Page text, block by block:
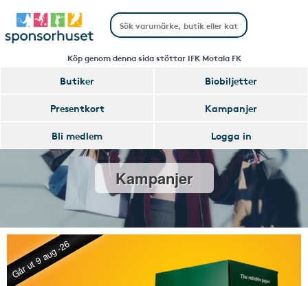
Köp genom denna sida stöttar IFK Motala FK
Butiker
Biobiljetter
Presentkort
Kampanjer
Bli medlem
Logga in
Kampanjer
Går ut 9 aug -26